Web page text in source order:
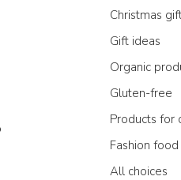
Christmas
Gift ideas
Organic
Gluten-free
Products for
Fashion food
All choices